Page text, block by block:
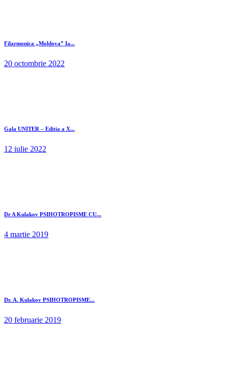
Filarmonica „Moldova” Ia...
20 octombrie 2022
Gala UNITER – Editia a X...
12 iulie 2022
Dr A Kulakov PSIHOTROPISME CU...
4 martie 2019
Dr. A. Kulakov PSIHOTROPISME...
20 februarie 2019